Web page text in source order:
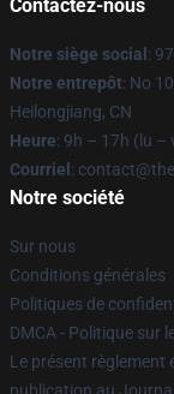
Contactez-nous
Notre siège social :
Notre entrepôt: No
Heilongjiang, CN
Heure: 9h – 17h (lu –
Courriel :
Notre société
Sur nous
Conditions générales
Politiques de
DMCA - Politique sur
Le présent règlement